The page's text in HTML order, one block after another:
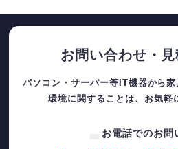
お問い合わせ・
パソコン・サーバー等IT機器から
環境に関することは、お気軽
お電話でのお問